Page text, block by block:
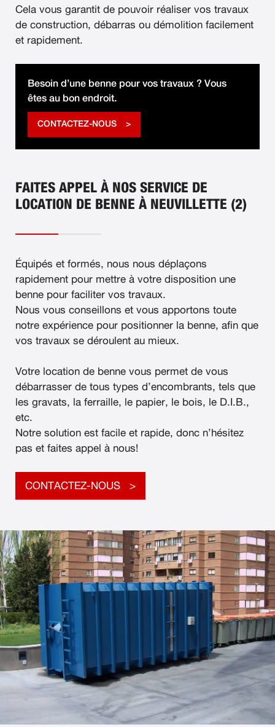
Cela vous garantit de pouvoir réaliser vos travaux
de construction, débarras ou démolition facilement
et rapidement.
Besoin d’une benne pour vos travaux ? Vous
êtes au bon endroit.
CONTACTEZ-NOUS
FAITES APPEL À NOS SERVICE DE
LOCATION DE BENNE À NEUVILLETTE (2)
Équipés et formés, nous nous déplaçons
rapidement pour mettre à votre disposition une
benne pour faciliter vos travaux.
Nous vous conseillons et vous apportons toute
notre expérience pour positionner la benne, afin que
vos travaux se déroulent au mieux.
Votre location de benne vous permet de vous
débarrasser de tous types d’encombrants, tels que
les gravats, la ferraille, le papier, le bois, le D.I.B.,
etc.
Notre solution est facile et rapide, donc n’hésitez
pas et faites appel à nous!
CONTACTEZ-NOUS